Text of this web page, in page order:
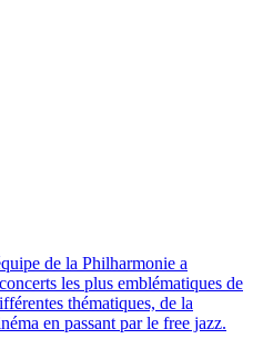
de la Philharmonie a
les plus emblématiques de
thématiques, de la
en passant par le free jazz.